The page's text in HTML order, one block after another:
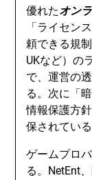
優れたオン
「ライセン
頼できる規
UKなど）の
で、運営の
る。次に「
情報保護方
保されてい
ゲームプロ
る。NetEnt